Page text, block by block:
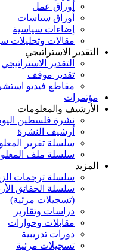
أوراق عمل
أوراق سياسات
إضاءات سياسية
مقالات وتحليلات
التقدير الاستراتيجي
التقدير الاستراتيجي
تقدير موقف
مقاطع فيديو
مؤتمرات
الأرشيف والمعلومات
نشرة فلسطين
أرشيف النشرة
سلسلة تقرير
سلسلة ملف
المزيد
سلسلة ترجمات
سلسلة الحقائق
(تسجيلات مرئية)
دراسات وتقارير
مقابلات وحوارات
دورات تدريبية
تسجيلات مرئية